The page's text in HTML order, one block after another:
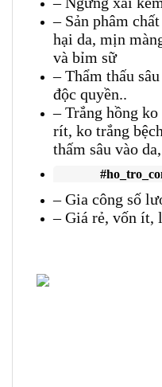
– Sản phâm
hại da, mịn
và bỉm sữ
– Thẩm thấu
độc quyền..
– Trắng hồng
rít, ko trắng
thấm sâu vào
– Gia công số
– Giá rẻ, vốn ít,